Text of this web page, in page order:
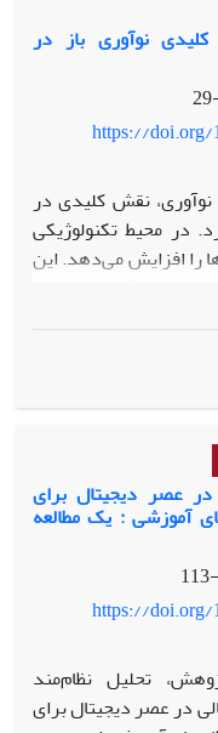
نوآوری باز در
https://doi.org/
نقش کلیدی در
در محیط تکنولوژیکی
را افزایش می‌دهد. این
الگوی پارادایمی
باز در دانشگاه‌ها را
طریق مصاحبه‌های
با 11 صاحب‌نظر در حوزۀ نوآوری باز و
طریق بازبینی توسط
مصاحبه‏ها با روش
نیاز برای نوآوری باز
دانش، مدیریت
مذاکره، و...) قرار
شامل سه مؤلفۀ اصلی
رویکردی چندبُعدی و
دانشگاه‌ها باید با
عصر دیجیتال برای
آموزشی : یک مطالعه
https://doi.org/
تحلیل نظام‌مند
در عصر دیجیتال برای